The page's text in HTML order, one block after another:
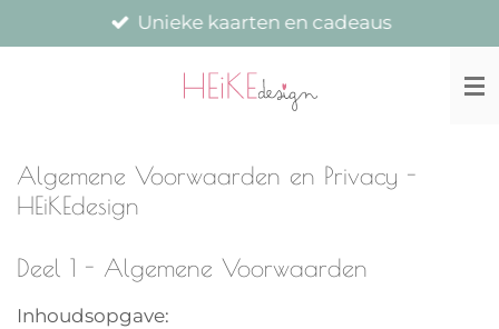
direct
Unieke kaarten en cadeaus
Algemene Voorwaarden en Privacy -
HEiKEdesign
Deel 1 - Algemene Voorwaarden
Inhoudsopgave: